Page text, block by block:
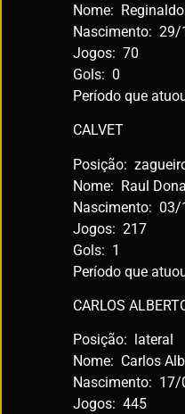
Nome:
Nascimento: 29/
Jogos: 70
Gols: 0
Período que
CALVET
Posição:
Nome: Raul
Nascimento:
Jogos: 217
Gols: 1
Período que
CARLOS
Posição: lateral
Nome: Carlos
Nascimento:
Jogos: 445